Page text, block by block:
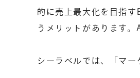
的に売上最大化を目指
うメリットがあります
シーラベルでは、「マ